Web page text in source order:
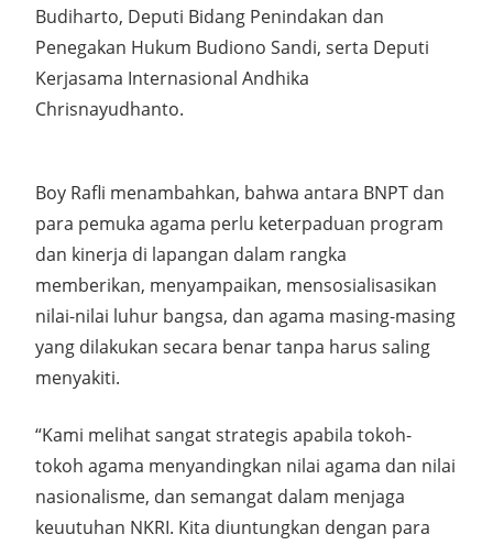
Budiharto, Deputi Bidang Penindakan dan
Penegakan Hukum Budiono Sandi, serta Deputi
Kerjasama Internasional Andhika
Chrisnayudhanto.
Boy Rafli menambahkan, bahwa antara BNPT dan
para pemuka agama perlu keterpaduan program
dan kinerja di lapangan dalam rangka
memberikan, menyampaikan, mensosialisasikan
nilai-nilai luhur bangsa, dan agama masing-masing
yang dilakukan secara benar tanpa harus saling
menyakiti.
“Kami melihat sangat strategis apabila tokoh-
tokoh agama menyandingkan nilai agama dan nilai
nasionalisme, dan semangat dalam menjaga
keuutuhan NKRI. Kita diuntungkan dengan para